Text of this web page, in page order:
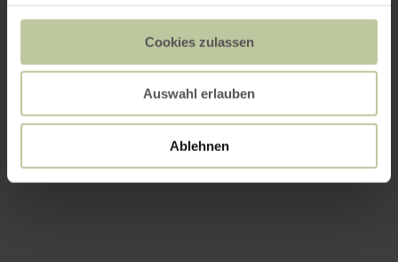
Cookies zulassen
Auswahl erlauben
Ablehnen